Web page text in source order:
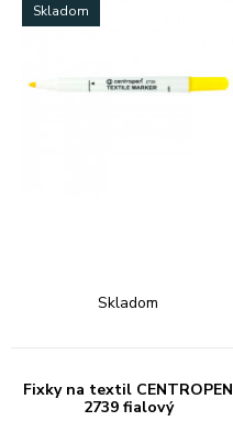
Skladom
Skladom
Fixky na textil CENTROPEN
2739 fialový